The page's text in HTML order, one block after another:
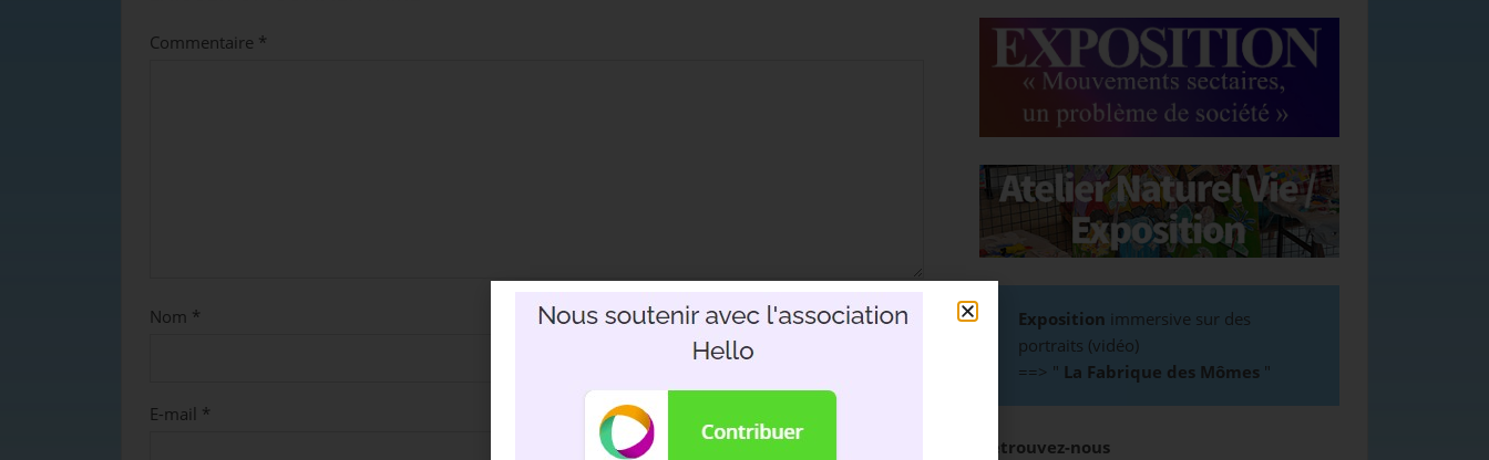
Commentaire *
Nom *
E-mail *
Exposition immersive sur des
portraits (vidéo)
==> " La Fabrique des Mômes "
Retrouvez-nous